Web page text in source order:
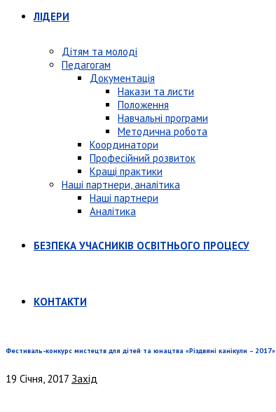
ЛІДЕРИ
Дітям та молоді
Педагогам
Документація
Накази та листи
Положення
Навчальні програми
Методична робота
Координатори
Професійний розвиток
Кращі практики
Наші партнери, аналітика
Наші партнери
Аналітика
БЕЗПЕКА УЧАСНИКІВ ОСВІТНЬОГО ПРОЦЕСУ
КОНТАКТИ
Фестиваль-конкурс мистецтв для дітей та юнацтва «Різдвяні канікули – 2017»
19 Січня, 2017 Захід